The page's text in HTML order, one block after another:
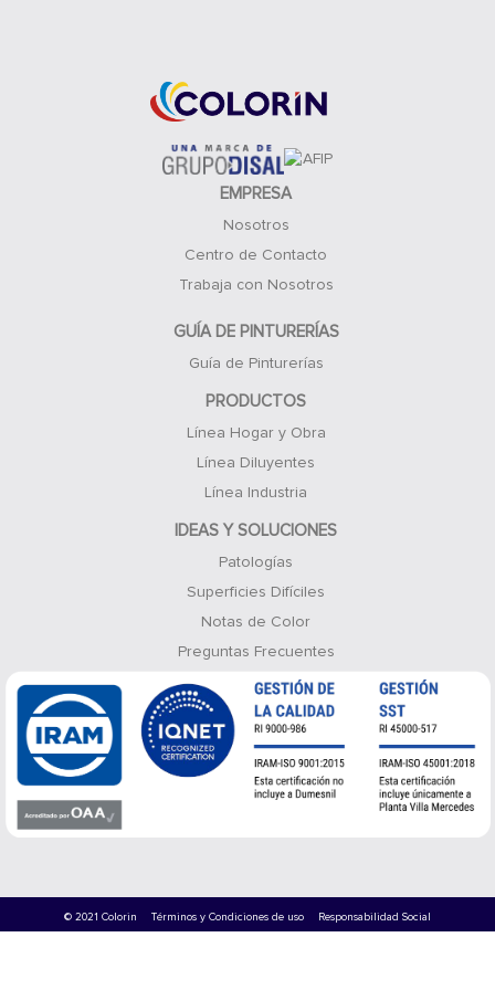
EMPRESA
Nosotros
Centro de Contacto
Trabaja con Nosotros
GUÍA DE PINTURERÍAS
Guía de Pinturerías
PRODUCTOS
Línea Hogar y Obra
Línea Diluyentes
Línea Industria
IDEAS Y SOLUCIONES
Patologías
Superficies Difíciles
Notas de Color
Preguntas Frecuentes
© 2021 Colorin Términos y Condiciones de uso Responsabilidad Social